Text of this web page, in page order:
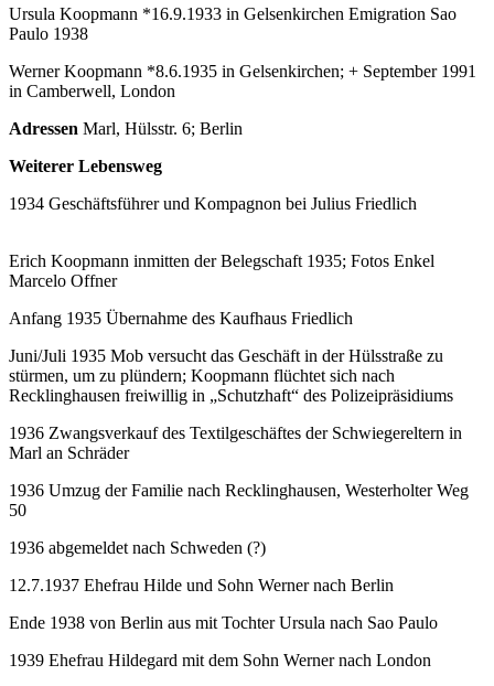
Ursula Koopmann *16.9.1933 in Gelsenkirchen Emigration Sao
Paulo 1938
Werner Koopmann *8.6.1935 in Gelsenkirchen; + September 1991
in Camberwell, London
Adressen Marl, Hülsstr. 6; Berlin
Weiterer Lebensweg
1934 Geschäftsführer und Kompagnon bei Julius Friedlich
Erich Koopmann inmitten der Belegschaft 1935; Fotos Enkel
Marcelo Offner
Anfang 1935 Übernahme des Kaufhaus Friedlich
Juni/Juli 1935 Mob versucht das Geschäft in der Hülsstraße zu
stürmen, um zu plündern; Koopmann flüchtet sich nach
Recklinghausen freiwillig in „Schutzhaft“ des Polizeipräsidiums
1936 Zwangsverkauf des Textilgeschäftes der Schwiegereltern in
Marl an Schräder
1936 Umzug der Familie nach Recklinghausen, Westerholter Weg
50
1936 abgemeldet nach Schweden (?)
12.7.1937 Ehefrau Hilde und Sohn Werner nach Berlin
Ende 1938 von Berlin aus mit Tochter Ursula nach Sao Paulo
1939 Ehefrau Hildegard mit dem Sohn Werner nach London